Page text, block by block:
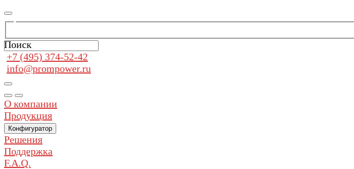
Поиск
+7 (495) 374-52-42
info@prompower.ru
О компании
Продукция
Конфигуратор
Решения
Поддержка
F.A.Q.